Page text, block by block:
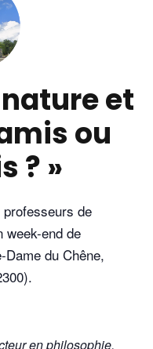
nature et
ou
? »
de
week-end de
du Chêne,
en philosophie,